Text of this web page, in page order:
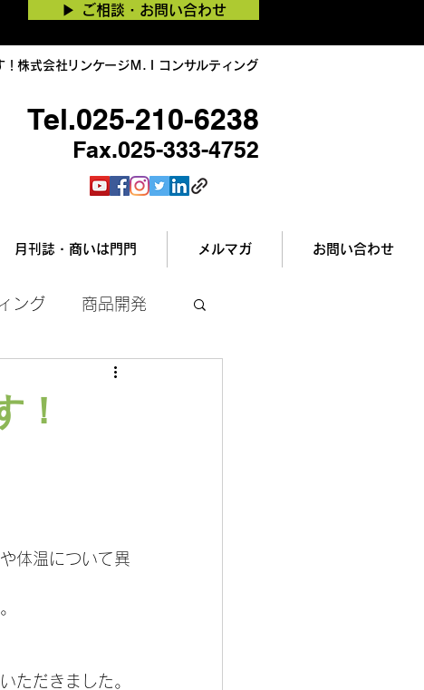
▶︎ ご相談・お問い合わせ
株式会社リンケージＭ.Ｉコンサルティング
Tel.025-210-6238
Fax.025-333-4752
月刊誌・商いは門門 メルマガ お問い合わせ
ング 商品開発
！
体温について異
ただきました。